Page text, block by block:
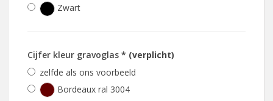
Zwart
Cijfer kleur gravoglas * (verplicht)
zelfde als ons voorbeeld
Bordeaux ral 3004